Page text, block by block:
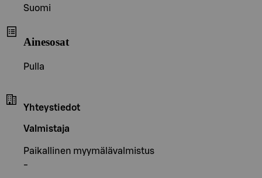
Suomi
Ainesosat
Pulla
Yhteystiedot
Valmistaja
Paikallinen myymälävalmistus
-